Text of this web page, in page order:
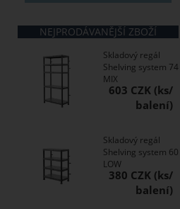
NEJPRODÁVANĚJŠÍ ZBOŽÍ
Skladový regál
Shelving system 74
MIX
603 CZK
Skladový regál
Shelving system 60
LOW
380 CZK